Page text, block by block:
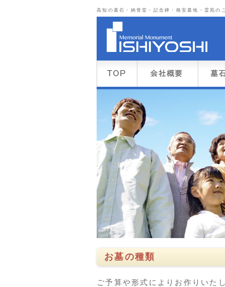
高知の墓石・納骨堂・記念碑・格安墓地・霊苑の
お墓の種類
ご予算や形式によりお作りいた